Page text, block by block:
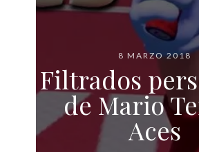
8 MARZO 2018
Filtrados
de Mario
Aces